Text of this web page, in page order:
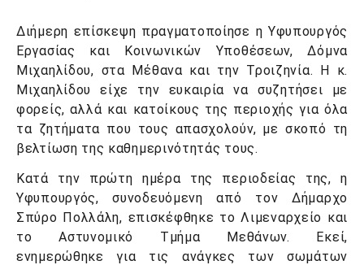
Διήμερη επίσκεψη πραγματοποίησε η Υφυπουργός
Εργασίας και Κοινωνικών Υποθέσεων, Δόμνα
Μιχαηλίδου, στα Μέθανα και την Τροιζηνία. Η κ.
Μιχαηλίδου είχε την ευκαιρία να συζητήσει με
φορείς, αλλά και κατοίκους της περιοχής για όλα
τα ζητήματα που τους απασχολούν, με σκοπό τη
βελτίωση της καθημερινότητάς τους.
Κατά την πρώτη ημέρα της περιοδείας της, η
Υφυπουργός, συνοδευόμενη από τον Δήμαρχο
Σπύρο Πολλάλη, επισκέφθηκε το Λιμεναρχείο και
το Αστυνομικό Τμήμα Μεθάνων. Εκεί,
ενημερώθηκε για τις ανάγκες των σωμάτων